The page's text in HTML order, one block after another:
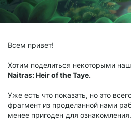
Всем привет!
Хотим поделиться некоторыми
Naitras: Heir of the Taye.
Уже есть что показать, но это
фрагмент из проделанной нами
менее пригоден для ознакомления.